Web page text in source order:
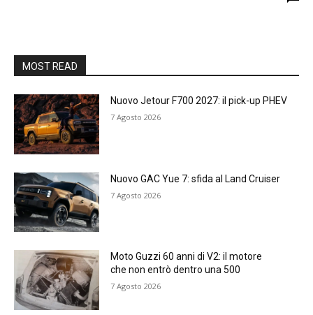
MOST READ
Nuovo Jetour F700 2027: il pick-up PHEV
7 Agosto 2026
Nuovo GAC Yue 7: sfida al Land Cruiser
7 Agosto 2026
Moto Guzzi 60 anni di V2: il motore
che non entrò dentro una 500
7 Agosto 2026